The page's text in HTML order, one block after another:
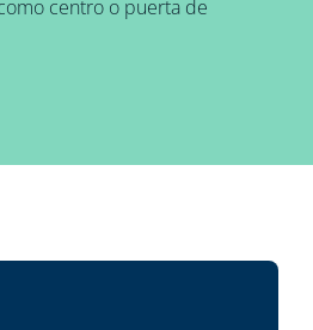
centro o puerta de